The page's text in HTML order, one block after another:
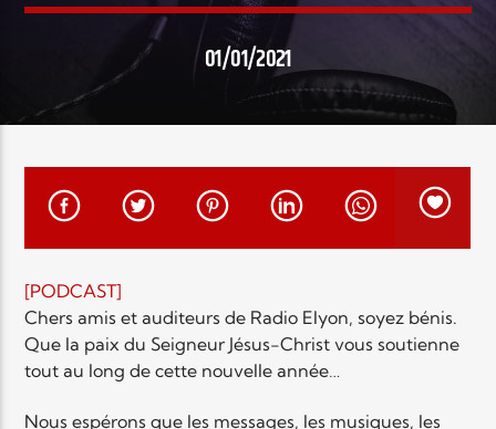
TITRE
ARTISTE
01/01/2021
[PODCAST]
Chers amis et auditeurs de Radio Elyon, soyez bénis.
Que la paix du Seigneur Jésus-Christ vous soutienne
tout au long de cette nouvelle année…
Nous espérons que les messages, les musiques, les